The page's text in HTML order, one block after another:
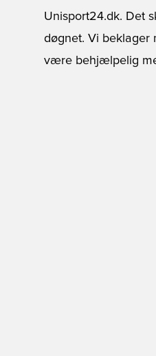
Unisport24.dk. Det
døgnet. Vi beklager
være behjælpelig